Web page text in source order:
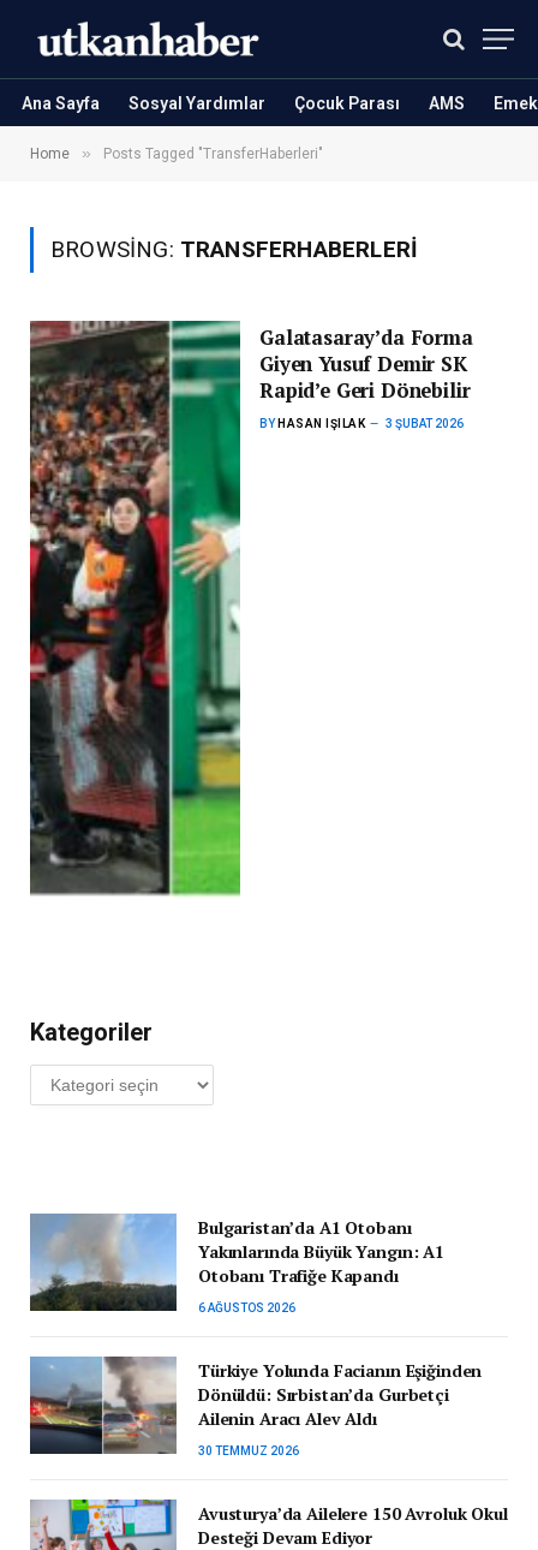
Ana Sayfa Sosyal Yardımlar Çocuk Parası AMS
Home » Posts Tagged "TransferHaberleri"
BROWSING: TRANSFERHABERLERI
Galatasaray’da Forma
Giyen Yusuf Demir SK
Rapid’e Geri Dönebilir
BY HASAN IŞILAK 3 ŞUBAT 2026
Kategoriler
Kategoriler
Bulgaristan’da A1 Otobanı
Yakınlarında Büyük Yangın: A1
Otobanı Trafiğe Kapandı
6 AĞUSTOS 2026
Türkiye Yolunda Facianın Eşiğinden
Dönüldü: Sırbistan’da Gurbetçi
Ailenin Aracı Alev Aldı
30 TEMMUZ 2026
Avusturya’da Ailelere 150 Avroluk Okul
Desteği Devam Ediyor